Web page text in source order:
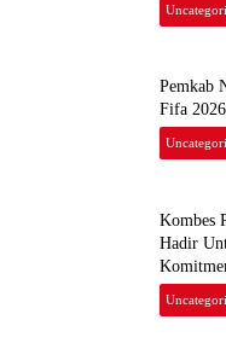
Pemkab
Fifa
Kombes
Hadir
Tanah